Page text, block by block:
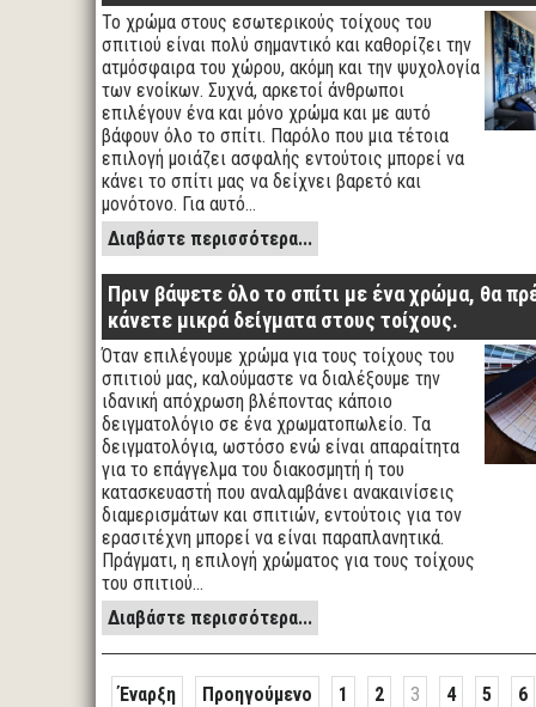
Το χρώμα στους εσωτερικούς τοίχους του
σπιτιού είναι πολύ σημαντικό και καθορίζει την
ατμόσφαιρα του χώρου, ακόμη και την ψυχολογία
των ενοίκων. Συχνά, αρκετοί άνθρωποι
επιλέγουν ένα και μόνο χρώμα και με αυτό
βάφουν όλο το σπίτι. Παρόλο που μια τέτοια
επιλογή μοιάζει ασφαλής εντούτοις μπορεί να
κάνει το σπίτι μας να δείχνει βαρετό και
μονότονο. Για αυτό…
Διαβάστε περισσότερα...
Πριν βάψετε όλο το σπίτι με ένα χρώμα, θα
κάνετε μικρά δείγματα στους τοίχους.
Όταν επιλέγουμε χρώμα για τους τοίχους του
σπιτιού μας, καλούμαστε να διαλέξουμε την
ιδανική απόχρωση βλέποντας κάποιο
δειγματολόγιο σε ένα χρωματοπωλείο. Τα
δειγματολόγια, ωστόσο ενώ είναι απαραίτητα
για το επάγγελμα του διακοσμητή ή του
κατασκευαστή που αναλαμβάνει ανακαινίσεις
διαμερισμάτων και σπιτιών, εντούτοις για τον
ερασιτέχνη μπορεί να είναι παραπλανητικά.
Πράγματι, η επιλογή χρώματος για τους τοίχους
του σπιτιού…
Διαβάστε περισσότερα...
Έναρξη Προηγούμενο 1 2 3 4 5
6